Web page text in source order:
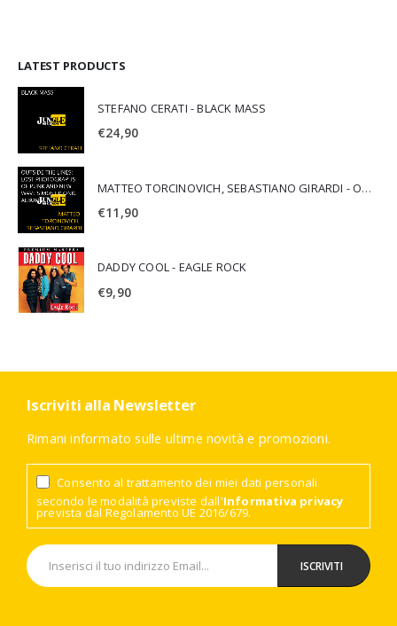
LATEST PRODUCTS
STEFANO CERATI - BLACK MASS
€24,90
MATTEO TORCINOVICH, SEBASTIANO GIRARDI - OUTSIDE THE LINES: LOST PHOTOGRAPHS OF PUNK AND NEW WAVE'S MOST ICONIC ALBUMS
€11,90
DADDY COOL - EAGLE ROCK
€9,90
Iscriviti alla Newsletter
Rimani informato sulle ultime novità e promozioni.
Consento al trattamento dei miei dati personali
secondo le modalità previste dall'Informativa privacy
prevista dal Regolamento UE 2016/679.